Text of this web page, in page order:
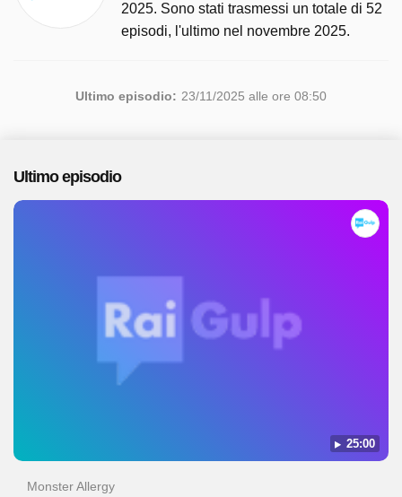
2025. Sono stati trasmessi un totale di 52
episodi, l'ultimo nel novembre 2025.
Ultimo episodio: 23/11/2025 alle ore 08:50
Ultimo episodio
25:00
Monster Allergy